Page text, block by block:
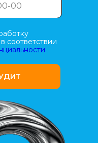
соответствии